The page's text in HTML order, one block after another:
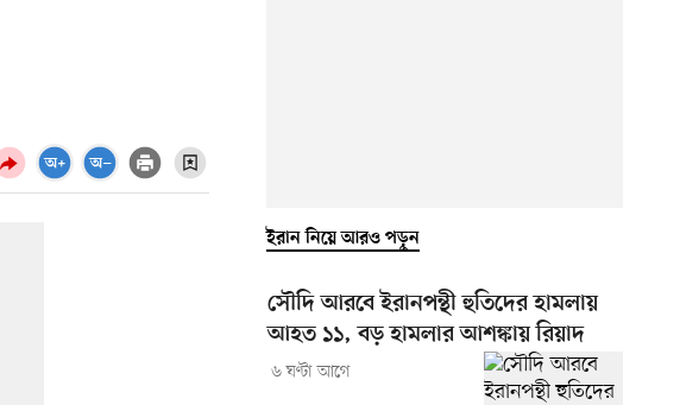
ইরান নিয়ে আরও পড়ুন
সৌদি আরবে ইরানপন্থী হুতিদের হামলায়
আহত ১১, বড় হামলার আশঙ্কায় রিয়াদ
৬ ঘণ্টা আগে